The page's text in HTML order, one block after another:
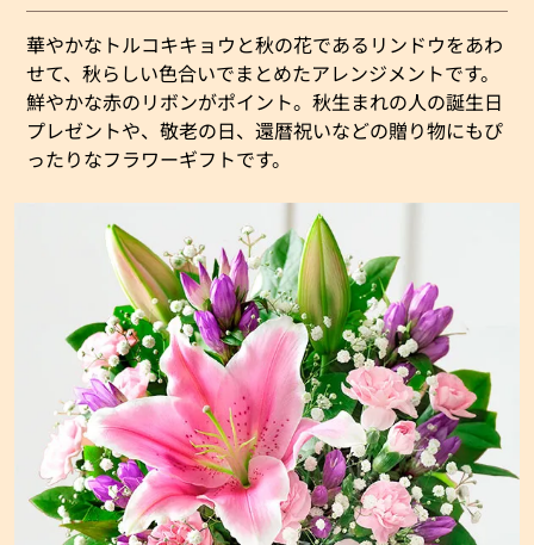
華やかなトルコキキョウと秋の花であるリンドウをあわ
せて、秋らしい色合いでまとめたアレンジメントです。
鮮やかな赤のリボンがポイント。秋生まれの人の誕生日
プレゼントや、敬老の日、還暦祝いなどの贈り物にもぴ
ったりなフラワーギフトです。